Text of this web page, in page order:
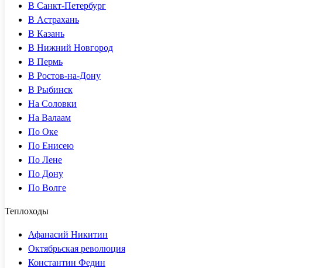
В Санкт-Петербург
В Астрахань
В Казань
В Нижний Новгород
В Пермь
В Ростов-на-Дону
В Рыбинск
На Соловки
На Валаам
По Оке
По Енисею
По Лене
По Дону
По Волге
Теплоходы
Афанасий Никитин
Октябрьская революция
Константин Федин